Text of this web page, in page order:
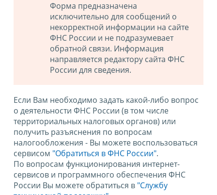
Форма предназначена
исключительно для сообщений о
некорректной информации на сайте
ФНС России и не подразумевает
обратной связи. Информация
направляется редактору сайта ФНС
России для сведения.
Если Вам необходимо задать какой-либо вопрос
о деятельности ФНС России (в том числе
территориальных налоговых органов) или
получить разъяснения по вопросам
налогообложения - Вы можете воспользоваться
сервисом "Обратиться в ФНС России".
По вопросам функционирования интернет-
сервисов и программного обеспечения ФНС
России Вы можете обратиться в "Службу